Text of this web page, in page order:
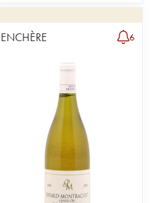
ENCHÈRE 6